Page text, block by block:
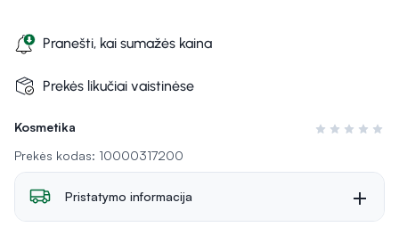
Kosmetika
Įvertinimas 0
Prekės kodas: 10000317200
Pranešti, kai sumažės kaina
Prekės likučiai vaistinėse
Pristatymo informacija